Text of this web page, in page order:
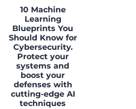
10 Machine
Learning
Blueprints You
Should Know for
Cybersecurity.
Protect your
systems and
boost your
defenses with
cutting-edge AI
techniques